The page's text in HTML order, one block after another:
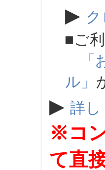
▶
■ご利
ル」
▶ 詳し
※コ
て直